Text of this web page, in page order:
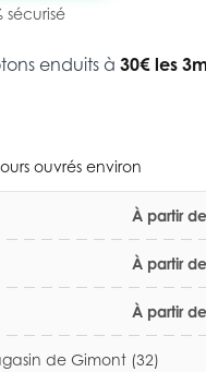
sécurisé
enduits à 30€ les 3m
ouvrés environ
À partir
À partir
À partir
de Gimont (32)